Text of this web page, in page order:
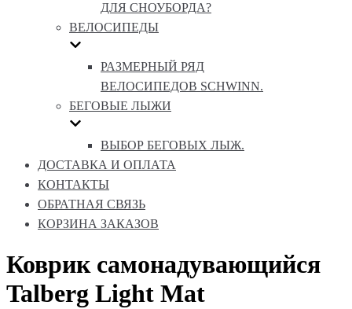
ДЛЯ СНОУБОРДА?
ВЕЛОСИПЕДЫ
РАЗМЕРНЫЙ РЯД
ВЕЛОСИПЕДОВ SCHWINN.
БЕГОВЫЕ ЛЫЖИ
ВЫБОР БЕГОВЫХ ЛЫЖ.
ДОСТАВКА И ОПЛАТА
КОНТАКТЫ
ОБРАТНАЯ СВЯЗЬ
КОРЗИНА ЗАКАЗОВ
Коврик самонадувающийся
Talberg Light Mat